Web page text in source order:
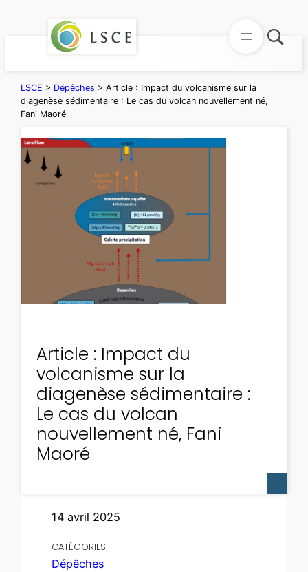
LSCE > Dépêches >Article : Impact du volcanisme sur la
diagenèse sédimentaire : Le cas du volcan nouvellement né,
Fani Maoré
Article : Impact du
volcanisme sur la
diagenèse sédimentaire :
Le cas du volcan
nouvellement né, Fani
Maoré
14 avril 2025
CATÉGORIES
Dépêches